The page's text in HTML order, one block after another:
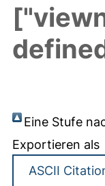
Eine Stufe
Exportieren als